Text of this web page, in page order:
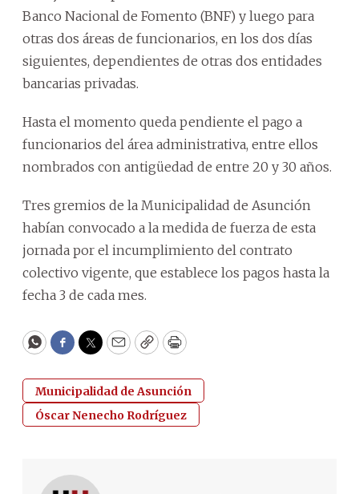
Banco Nacional de Fomento (BNF) y luego para
otras dos áreas de funcionarios, en los dos días
siguientes, dependientes de otras dos entidades
bancarias privadas.
Hasta el momento queda pendiente el pago a
funcionarios del área administrativa, entre ellos
nombrados con antigüedad de entre 20 y 30 años.
Tres gremios de la Municipalidad de Asunción
habían convocado a la medida de fuerza de esta
jornada por el incumplimiento del contrato
colectivo vigente, que establece los pagos hasta la
fecha 3 de cada mes.
WhatsApp
Facebook
Twitter
EmailCopyPrint
Municipalidad de Asunción
Óscar Nenecho Rodríguez